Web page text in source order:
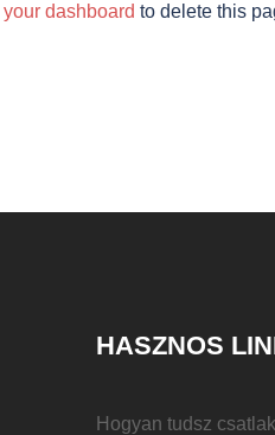
your dashboard to delete this
HASZNOS
Hogyan tudsz